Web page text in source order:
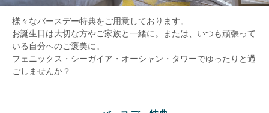
様々なバースデー特典をご用意しております。
お誕生日は大切な方やご家族と一緒に。または、いつも頑張って
いる自分へのご褒美に。
フェニックス・シーガイア・オーシャン・タワーでゆったりと過
ごしませんか？